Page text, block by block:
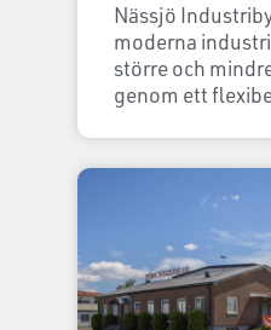
Nässjö
moderna
större och
genom ett